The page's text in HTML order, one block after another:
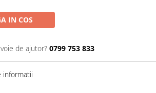
IN COS
de ajutor? 0799 753 833
informatii